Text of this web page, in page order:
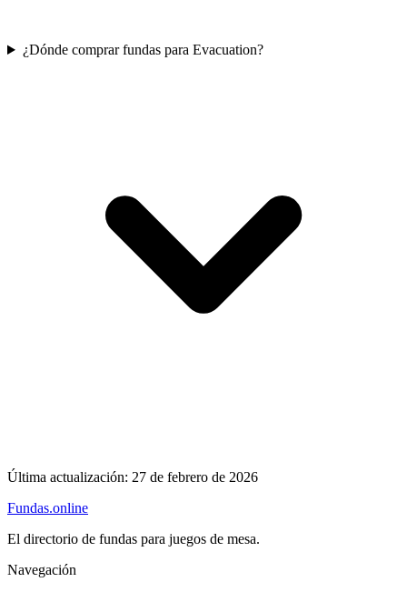
¿Dónde comprar fundas para Evacuation?
Última actualización: 27 de febrero de 2026
Fundas.online
El directorio de fundas para juegos de mesa.
Navegación